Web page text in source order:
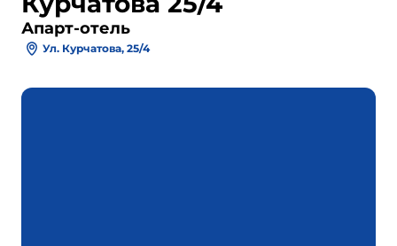
Апарт-отель
Ул. Курчатова, 25/4